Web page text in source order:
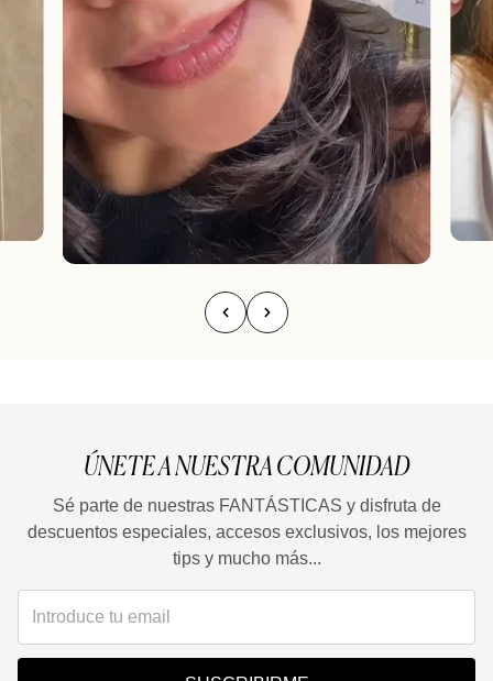
ÚNETE A NUESTRA COMUNIDAD
Sé parte de nuestras FANTÁSTICAS y disfruta de
descuentos especiales, accesos exclusivos, los mejores
tips y mucho más...